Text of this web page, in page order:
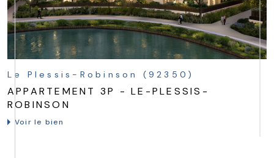
Le Plessis-Robinson (92350)
APPARTEMENT 3P - LE-PLESSIS-
ROBINSON
Voir le bien